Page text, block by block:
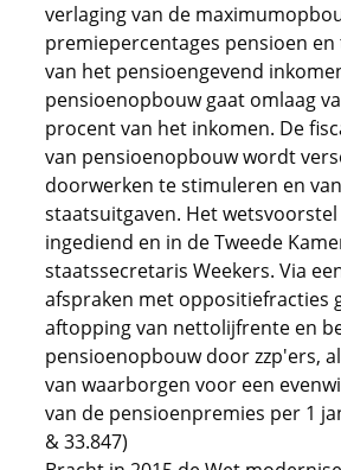
verlaging van de
premiepercentages pensioen
van het pensioengevend
pensioenopbouw gaat omlaag
procent van het inkomen. De
van pensioenopbouw wordt
doorwerken te stimuleren en
staatsuitgaven. Het wetsvoorstel
ingediend en in de Tweede
staatssecretaris Weekers. Via
afspraken met oppositiefracties
aftopping van nettolijfrente en
pensioenopbouw door zzp'ers,
van waarborgen voor een
van de pensioenpremies per 1
& 33.847)